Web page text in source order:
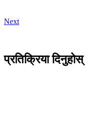
Next
प्रतिक्रिया दिनुहोस्